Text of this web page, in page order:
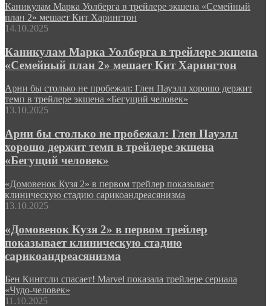
Каникулам Марка Уолберга в трейлере экшена «Семейный
план 2» мешает Кит Харингтон
14.10.2025
Каникулам Марка Уолберга в трейлере экшена
«Семейный план 2» мешает Кит Харингтон
Арни бы столько не пробежал: Глен Пауэлл хорошо держит
темп в трейлере экшена «Бегущий человек»
13.10.2025
Арни бы столько не пробежал: Глен Пауэлл
хорошо держит темп в трейлере экшена
«Бегущий человек»
«Домовенок Кузя 2» в первом трейлер показывает
клиническую стадию сарикоандреасянизма
13.10.2025
«Домовенок Кузя 2» в первом трейлер
показывает клиническую стадию
сарикоандреасянизма
Бен Кингсли спасает! Marvel показала трейлере сериала
«Чудо-человек»
11.10.2025